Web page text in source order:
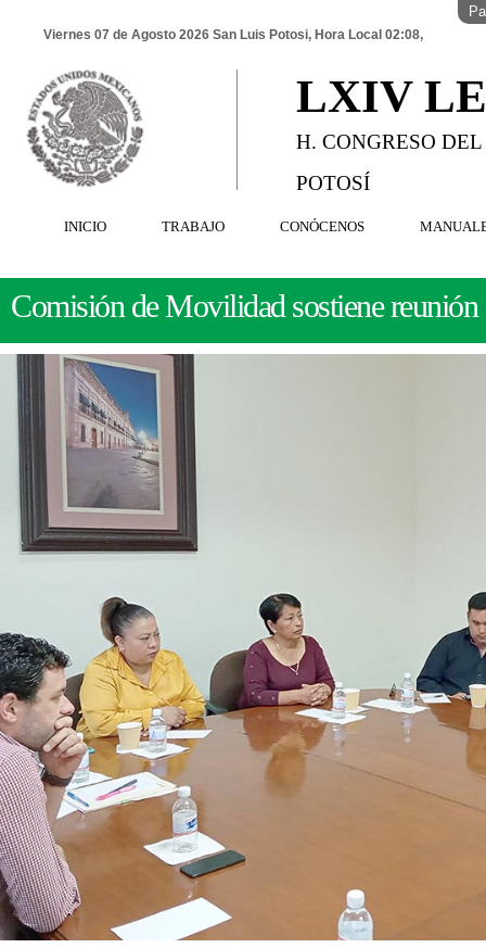
Viernes 07 de Agosto 2026 San Luis Potosi, Hora Local 02:08,
LXIV
H. CONGRESO
POTOSÍ
INICIO TRABAJO CONÓCENOS
Comisión de Movilidad sostiene reunión